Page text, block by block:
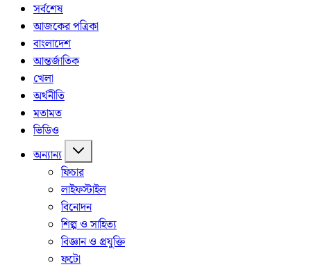
সর্বশেষ
আজকের পত্রিকা
বাংলাদেশ
আন্তর্জাতিক
খেলা
অর্থনীতি
মতামত
ভিডিও
অন্যান্য
ফিচার
লাইফস্টাইল
বিনোদন
শিল্প ও সাহিত্য
বিজ্ঞান ও প্রযুক্তি
ফটো